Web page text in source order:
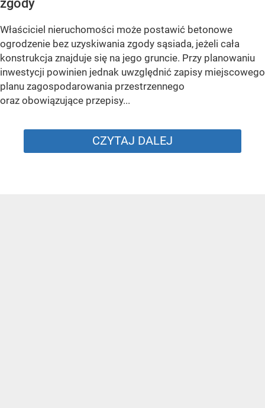
zgody
Właściciel nieruchomości może postawić betonowe
ogrodzenie bez uzyskiwania zgody sąsiada, jeżeli cała
konstrukcja znajduje się na jego gruncie. Przy planowaniu
inwestycji powinien jednak uwzględnić zapisy miejscowego
planu zagospodarowania przestrzennego
oraz obowiązujące przepisy...
CZYTAJ DALEJ